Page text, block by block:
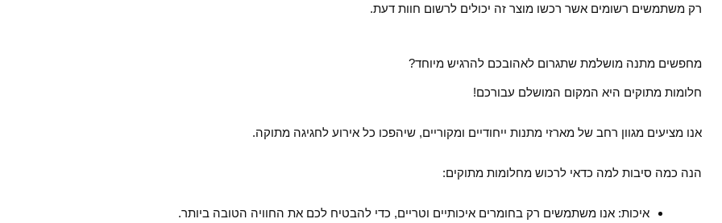
רק משתמשים רשומים אשר רכשו מוצר זה יכולים לרשום חוות דעת.
מחפשים מתנה מושלמת שתגרום לאהובכם להרגיש מיוחד?
חלומות מתוקים היא המקום המושלם עבורכם!
אנו מציעים מגוון רחב של מארזי מתנות ייחודיים ומקוריים, שיהפכו כל אירוע לחגיגה מתוקה.
הנה כמה סיבות למה כדאי לרכוש מחלומות מתוקים:
איכות: אנו משתמשים רק בחומרים איכותיים וטריים, כדי להבטיח לכם את החוויה הטובה ביותר.